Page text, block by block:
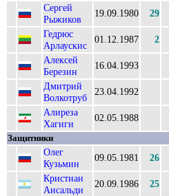
Сергей
Рыжиков
19.09.1980 29
Гедрюс
Арлаускис
01.12.1987 2
Алексей
Березин
16.04.1993
Дмитрий
Волкотруб
23.04.1992
Алиреза
Хагиги
02.05.1988
Защитники
Олег
Кузьмин
09.05.1981 26
Кристиан
Ансальди
20.09.1986 25